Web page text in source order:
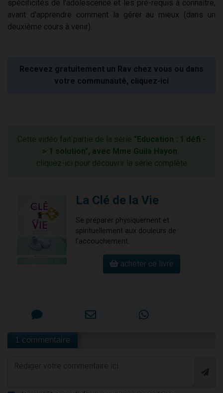
spécificités de l'adolescence et les pré-requis à connaître,
avant d'apprendre comment la gérer au mieux (dans un
deuxième cours à venir).
Recevez gratuitement un Rav chez vous ou dans
votre communauté, cliquez-ici
Cette vidéo fait partie de la série "Education : 1 défi -
> 1 solution", avec Mme Guila Hayon :
cliquez-ici pour découvrir la série complète
La Clé de la Vie
Se préparer physiquement et
spirituellement aux douleurs de
l'accouchement.
acheter ce livre
1 commentaire